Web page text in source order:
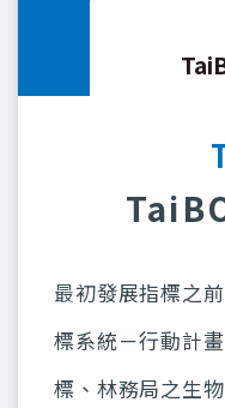
最初發展指標之
標系統－行動計
標、林務局之生